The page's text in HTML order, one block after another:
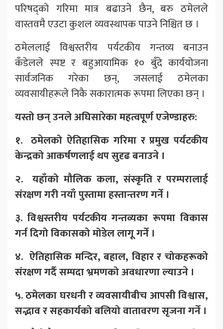
परिषद्को गरिमा मात्र बढाउने छैन, बरु ठमेलले
वास्तवमै एउटा कुशल व्यवस्थापक पाउने निश्चित छ ।
ठमेललाई विश्वस्तरीय पर्यटकीय गन्तव्य बनाउन
कँडेलले स्पष्ट र बहुआयामिक १० बुँदे कार्ययोजना
सार्वजनिक गरेका छन्, जसलाई ठमेलका
व्यवसायीहरूले निकै सकारात्मक रूपमा लिएका छन् ।
यस्तो छन् उनले अघिसारेका महत्वपूर्ण एजेण्डाहरु:
१. ठमेलको ऐतिहासिक गरिमा र प्रमुख पर्यटकीय
केन्द्रको आकर्षणलाई थप सुदृढ बनाउने ।
२. यहाँको मौलिक कला, संस्कृति र परम्परालाई
संरक्षण गरी नयाँ पुस्तामा हस्तान्तरण गर्ने ।
३. विश्वस्तरीय पर्यटकीय गन्तव्यका रूपमा विकास
गर्न दिगो विकासको मोडेल लागू गर्ने ।
४. ऐतिहासिक मन्दिर, बहाल, विहार र चोकहरूको
संरक्षण गर्दै सम्पदा भ्रमणको अवधारणा ल्याउने ।
५. ठमेलका घरधनी र व्यवसायीबीच आपसी विश्वास,
सद्भाव र सहकार्यको बलियो वातावरण सृजना गर्ने ।